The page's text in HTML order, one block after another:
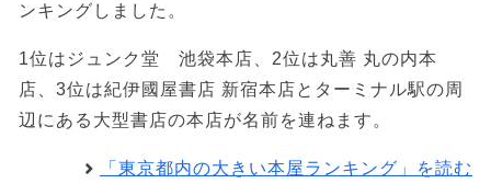
ンキングしました。
1位はジュンク堂 池袋本店、2位は丸善 丸の内本
店、3位は紀伊國屋書店 新宿本店とターミナル駅の周
辺にある大型書店の本店が名前を連ねます。
「東京都内の大きい本屋ランキング」を読む